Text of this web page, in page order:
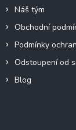
Náš tým
Obchodní
Podmínky
Odstoupení od
Blog